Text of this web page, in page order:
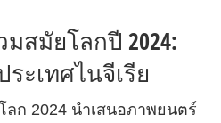
สมัยโลกปี 2024:
ประเทศไนจีเรีย
ก 2024 นำเสนอภาพยนตร์